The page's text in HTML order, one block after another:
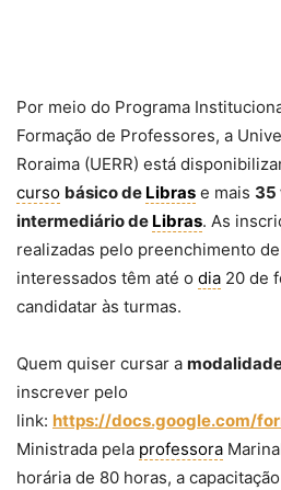
Por meio do Programa
Formação de Professores, a
Roraima (UERR) está
curso básico de Libras e mais 35
intermediário de Libras. As
realizadas pelo preenchimento
interessados têm até o dia 20 de
candidatar às turmas.
Quem quiser cursar a
inscrever pelo
link: https://docs.google.com/
Ministrada pela professora
horária de 80 horas, a